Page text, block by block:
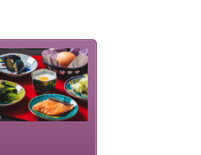
す。
ゆにて、大切な人との旅
作りませんか。
食膳に使わ
の名産品を
れ、安心・
野県産...